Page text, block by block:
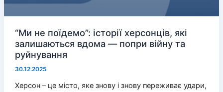
“Ми не поїдемо”: історії херсонців, які
залишаються вдома — попри війну та
руйнування
30.12.2025
Херсон – це місто, яке знову і знову переживає удари,